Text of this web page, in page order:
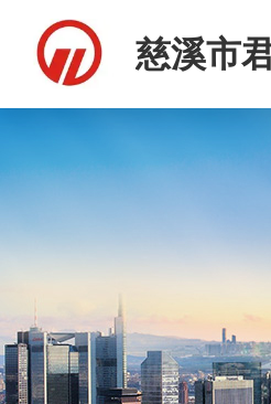
慈溪市